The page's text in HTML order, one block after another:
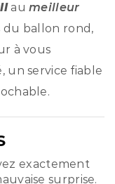
aumeilleur
du ballon rond,
à vous
un service fiable
exactement
surprise.